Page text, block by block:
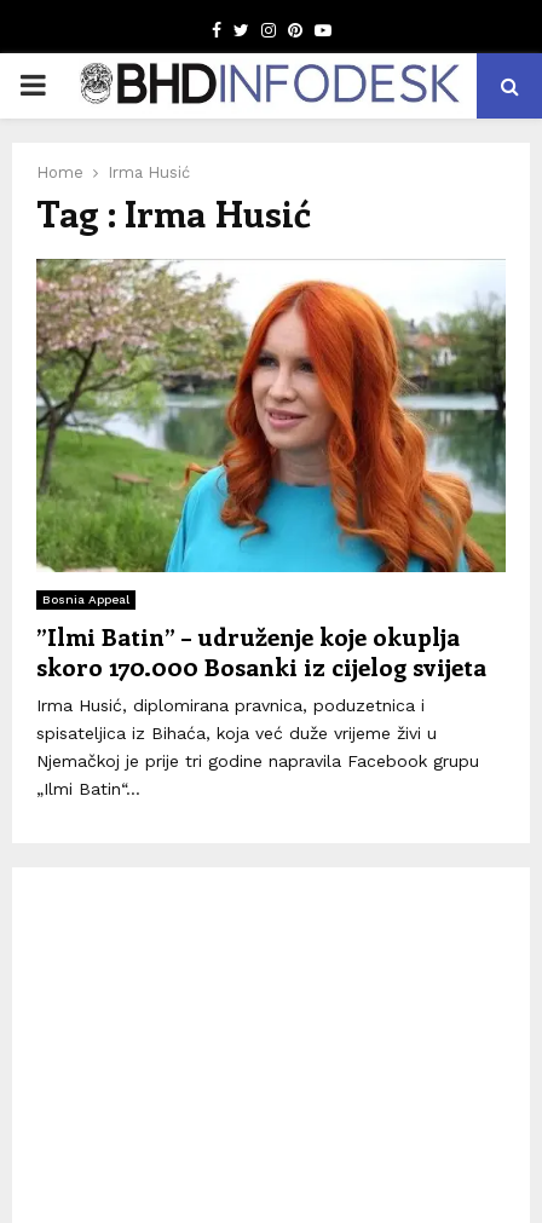
Facebook
TwitterInstagram
Pinterest
Youtube
PRIMARY
Home Irma Husić
Tag : Irma Husić
Bosnia Appeal
”Ilmi Batin” – udruženje koje okuplja
skoro 170.000 Bosanki iz cijelog svijeta
Irma Husić, diplomirana pravnica, poduzetnica i
spisateljica iz Bihaća, koja već duže vrijeme živi u
Njemačkoj je prije tri godine napravila Facebook grupu
„Ilmi Batin“...